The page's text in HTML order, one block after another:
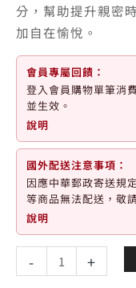
分，幫助提升親密
加自在愉悅。
會員專屬回饋：
登入會員購物單筆消
並生效。
說明
國外配送注意事項：
因應中華郵政寄送規
等商品無法配送，敬
說明
-
親
+